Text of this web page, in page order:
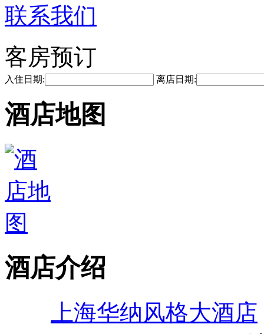
联系我们
客房预订
入住日期: 离店日期:
酒店地图
酒店介绍
上海华纳风格大酒店